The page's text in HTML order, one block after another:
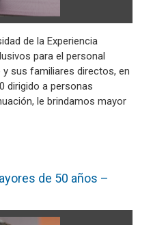
de la Experiencia
para el personal
sus familiares directos, en
dirigido a personas
le brindamos mayor
de 50 años –